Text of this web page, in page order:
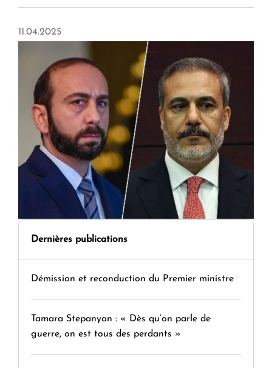
11.04.2025
Dernières publications
Démission et reconduction du Premier ministre
Tamara Stepanyan : « Dès qu’on parle de
guerre, on est tous des perdants »